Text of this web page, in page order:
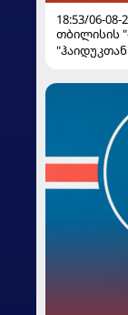
18:53/06-08-
თბილისის